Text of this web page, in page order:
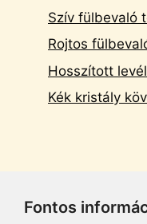
Szív fülbevaló
Rojtos
Hosszított
Kék kristály
Fontos